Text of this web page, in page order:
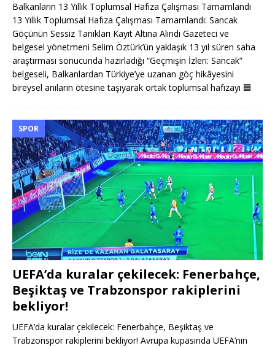
Balkanların 13 Yıllık Toplumsal Hafıza Çalışması Tamamlandı
13 Yıllık Toplumsal Hafıza Çalışması Tamamlandı: Sancak
Göçünün Sessiz Tanıkları Kayıt Altına Alındı Gazeteci ve
belgesel yönetmeni Selim Öztürk’ün yaklaşık 13 yıl süren saha
araştırması sonucunda hazırladığı “Geçmişin İzleri: Sancak”
belgeseli, Balkanlardan Türkiye’ye uzanan göç hikâyesini
bireysel anıların ötesine taşıyarak ortak toplumsal hafızayı 🟦
SPOR
UEFA’da kuralar çekilecek: Fenerbahçe,
Beşiktaş ve Trabzonspor rakiplerini
bekliyor!
UEFA’da kuralar çekilecek: Fenerbahçe, Beşiktaş ve
Trabzonspor rakiplerini bekliyor! Avrupa kupasında UEFA’nın